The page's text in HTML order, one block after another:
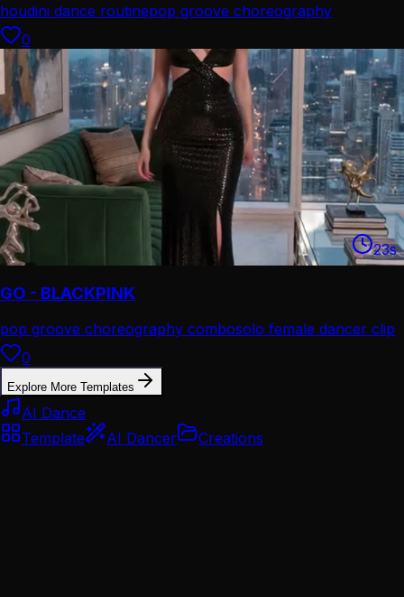
houdini dance routinepop groove choreography
0
23s
GO - BLACKPINK
pop groove choreography combosolo female dancer clip
0
Explore More Templates
AI Dance
Template
AI Dancer Creations